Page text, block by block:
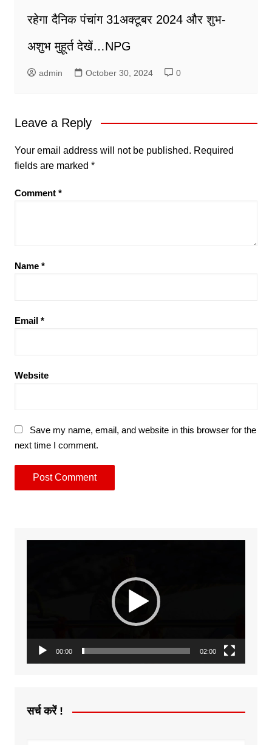
रहेगा दैनिक पंचांग 31अक्टूबर 2024 और शुभ-
अशुभ मुहूर्त देखें…NPG
admin October 30, 2024 0
Leave a Reply
Your email address will not be published. Required
fields are marked *
Comment *
Name *
Email *
Website
Save my name, email, and website in this browser for the
next time I comment.
00:00 02:00
सर्च करें !